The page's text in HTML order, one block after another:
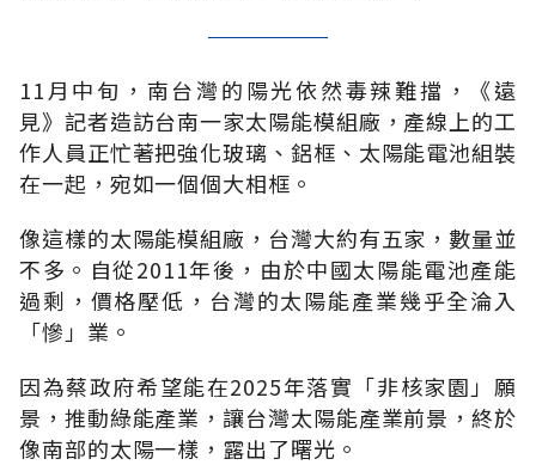
11月中旬，南台灣的陽光依然毒辣難擋，《遠
見》記者造訪台南一家太陽能模組廠，產線上的工
作人員正忙著把強化玻璃、鋁框、太陽能電池組裝
在一起，宛如一個個大相框。
像這樣的太陽能模組廠，台灣大約有五家，數量並
不多。自從2011年後，由於中國太陽能電池產能
過剩，價格壓低，台灣的太陽能產業幾乎全淪入
「慘」業。
因為蔡政府希望能在2025年落實「非核家園」願
景，推動綠能產業，讓台灣太陽能產業前景，終於
像南部的太陽一樣，露出了曙光。